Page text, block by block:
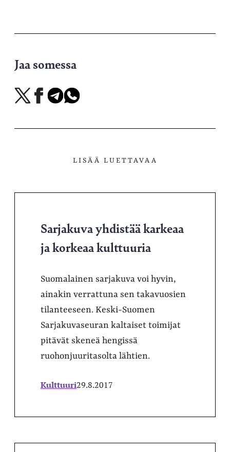
Jaa somessa
Jaa
X-
Jaa
Facebookissa
Jaa
Telegramissa
Jaa
WhatsAppissa
LISÄÄ LUETTAVAA
Sarjakuva yhdistää karkeaa
ja korkeaa kulttuuria
Suomalainen sarjakuva voi hyvin,
ainakin verrattuna sen takavuosien
tilanteeseen. Keski-Suomen
Sarjakuvaseuran kaltaiset toimijat
pitävät skeneä hengissä
ruohonjuuritasolta lähtien.
Kulttuuri29.8.2017